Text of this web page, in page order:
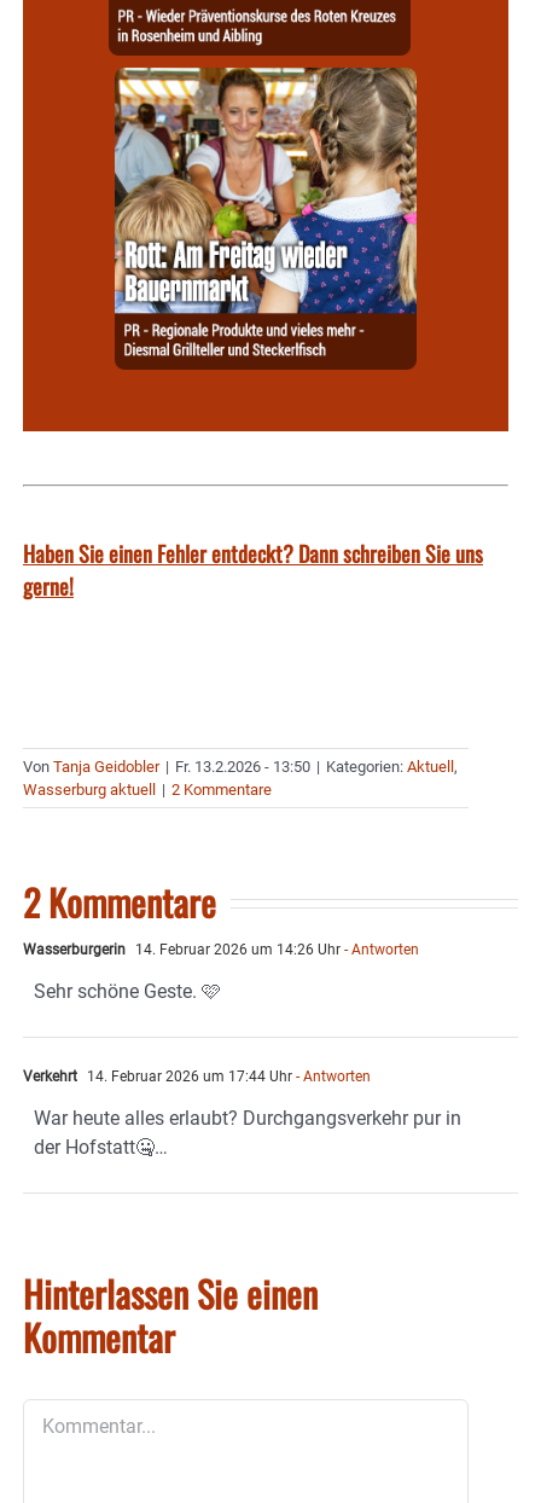
Haben Sie einen Fehler entdeckt? Dann schreiben Sie uns
gerne!
Von Tanja Geidobler | Fr. 13.2.2026 - 13:50 | Kategorien: Aktuell ,
Wasserburg aktuell
| 2 Kommentare
2 Kommentare
Wasserburgerin 14. Februar 2026 um 14:26 Uhr - Antworten
Sehr schöne Geste. 🩷
Verkehrt 14. Februar 2026 um 17:44 Uhr - Antworten
War heute alles erlaubt? Durchgangsverkehr pur in
der Hofstatt🤐…
Hinterlassen Sie einen
Kommentar